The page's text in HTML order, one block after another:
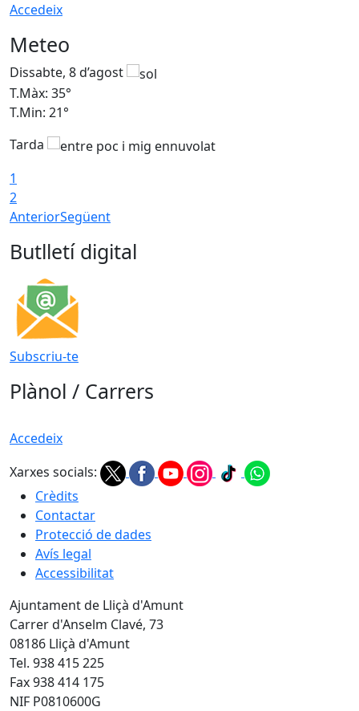
Accedeix
Meteo
Dissabte, 8 d’agost
T.Màx: 35°
T.Min: 21°
Tarda
1
2
AnteriorSegüent
Butlletí digital
Subscriu-te
Plànol / Carrers
Accedeix
Xarxes socials:
Crèdits
Contactar
Protecció de dades
Avís legal
Accessibilitat
Ajuntament de Lliçà d'Amunt
Carrer d'Anselm Clavé, 73
08186 Lliçà d'Amunt
Tel. 938 415 225
Fax 938 414 175
NIF P0810600G